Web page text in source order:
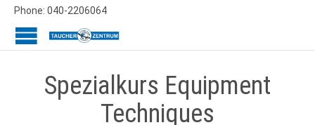
Phone: 040-2206064
Spezialkurs Equipment
Techniques